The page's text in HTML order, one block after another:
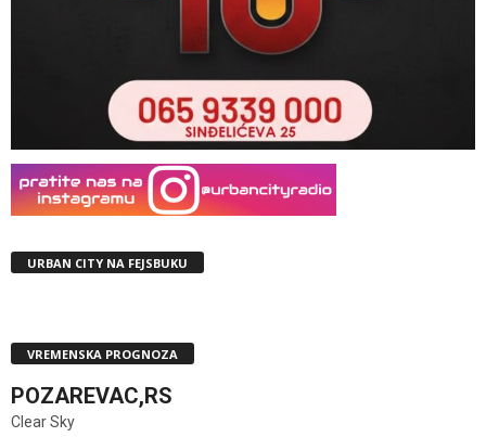
URBAN CITY NA FEJSBUKU
VREMENSKA PROGNOZA
POZAREVAC,RS
Clear Sky